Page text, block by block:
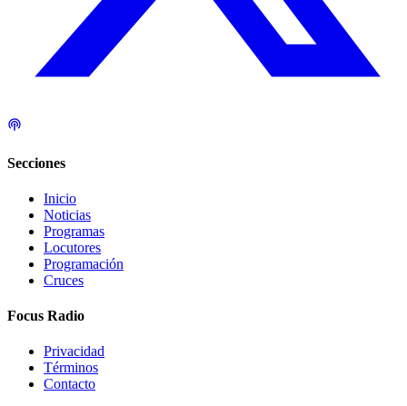
Secciones
Inicio
Noticias
Programas
Locutores
Programación
Cruces
Focus Radio
Privacidad
Términos
Contacto